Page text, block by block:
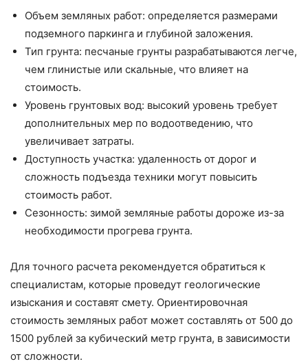
Объем земляных работ: определяется размерами
подземного паркинга и глубиной заложения.
Тип грунта: песчаные грунты разрабатываются легче,
чем глинистые или скальные, что влияет на
стоимость.
Уровень грунтовых вод: высокий уровень требует
дополнительных мер по водоотведению, что
увеличивает затраты.
Доступность участка: удаленность от дорог и
сложность подъезда техники могут повысить
стоимость работ.
Сезонность: зимой земляные работы дороже из-за
необходимости прогрева грунта.
Для точного расчета рекомендуется обратиться к
специалистам, которые проведут геологические
изыскания и составят смету. Ориентировочная
стоимость земляных работ может составлять от 500 до
1500 рублей за кубический метр грунта, в зависимости
от сложности.